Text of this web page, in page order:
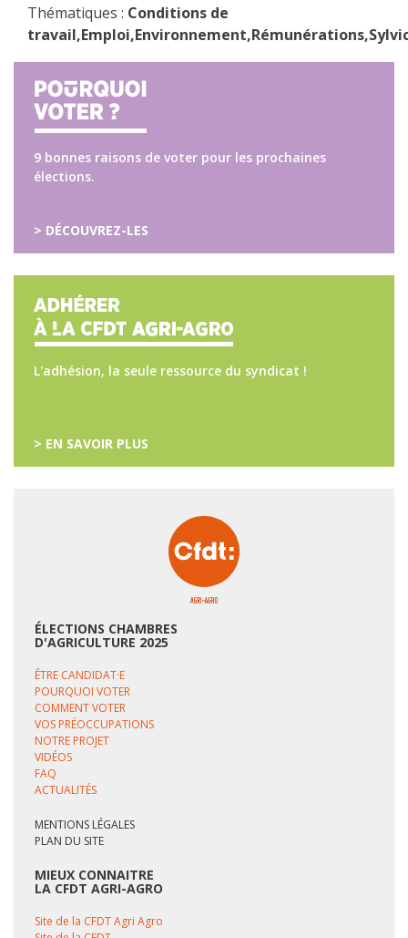
Thématiques : Conditions de
9 bonnes raisons de voter pour les prochaines
élections.
> DÉCOUVREZ-LES
L'adhésion, la seule ressource du syndicat !
> EN SAVOIR PLUS
ÉLECTIONS CHAMBRES
D'AGRICULTURE 2025
ÊTRE CANDIDAT·E
POURQUOI VOTER
COMMENT VOTER
VOS PRÉOCCUPATIONS
NOTRE PROJET
VIDÉOS
FAQ
ACTUALITÉS
MENTIONS LÉGALES
PLAN DU SITE
MIEUX CONNAITRE
LA CFDT AGRI-AGRO
Site de la CFDT Agri Agro